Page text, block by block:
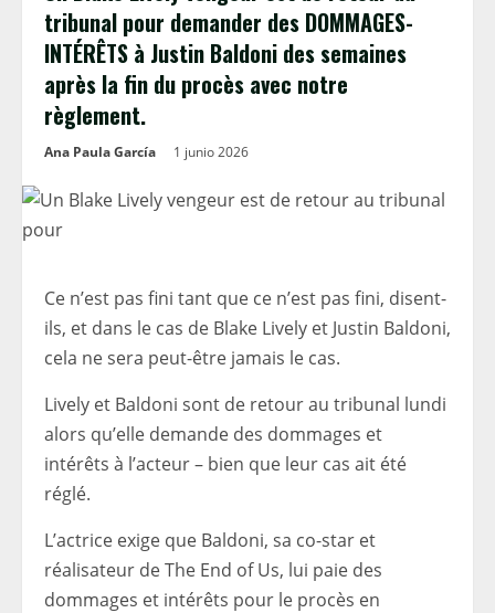
tribunal pour demander des DOMMAGES-
INTÉRÊTS à Justin Baldoni des semaines
après la fin du procès avec notre
règlement.
Ana Paula García 1 junio 2026
Ce n’est pas fini tant que ce n’est pas fini, disent-
ils, et dans le cas de Blake Lively et Justin Baldoni,
cela ne sera peut-être jamais le cas.
Lively et Baldoni sont de retour au tribunal lundi
alors qu’elle demande des dommages et
intérêts à l’acteur – bien que leur cas ait été
réglé.
L’actrice exige que Baldoni, sa co-star et
réalisateur de The End of Us, lui paie des
dommages et intérêts pour le procès en